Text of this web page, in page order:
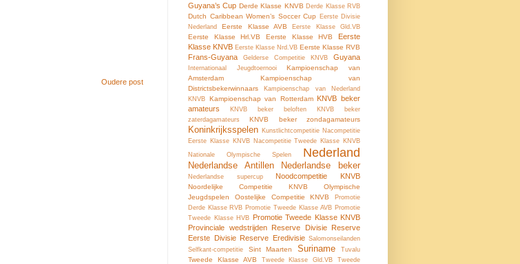
Oudere post
Guyana’s Cup Derde Klasse KNVB Derde Klasse RVB
Dutch Caribbean Women’s Soccer Cup Eerste Divisie
Nederland
Eerste Klasse AVB Eerste Klasse Gld.VB
Eerste Klasse Hrl.VB Eerste Klasse HVB
Eerste
Klasse KNVB Eerste Klasse Nrd.VB Eerste Klasse RVB
Frans-Guyana Gelderse Competitie KNVB Guyana
Internationaal Jeugdtoernooi
Kampioenschap van
Amsterdam
Kampioenschap van
Districtsbekerwinnaars
Kampioenschap van Nederland
KNVB Kampioenschap van Rotterdam KNVB beker
amateurs
KNVB beker beloften
KNVB beker
zaterdagamateurs
KNVB beker zondagamateurs
Koninkrijksspelen Kunstlichtcompetitie Nacompetitie
Eerste Klasse KNVB
Nacompetitie Tweede Klasse KNVB
Nationale Olympische Spelen
Nederland
Nederlandse Antillen Nederlandse beker
Nederlandse supercup Noodcompetitie KNVB
Noordelijke Competitie KNVB
Olympische
Jeugdspelen
Oostelijke Competitie KNVB
Promotie
Derde Klasse RVB Promotie Tweede Klasse AVB Promotie
Tweede Klasse HVB Promotie Tweede Klasse KNVB
Provinciale wedstrijden
Reserve Divisie
Reserve
Eerste Divisie Reserve Eredivisie Salomonseilanden
Selfkant-competitie
Sint Maarten Suriname Tuvalu
Tweede Klasse AVB Tweede Klasse Gld.VB
Tweede